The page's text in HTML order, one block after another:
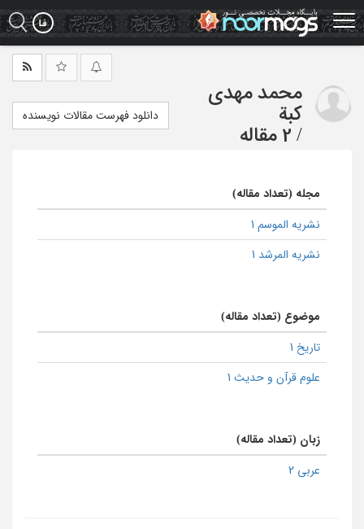
Skip
to
main
محمد مهدی
کبة
/ 2 مقاله
دانلود فهرست مقالات نویسنده
مجله (تعداد مقاله)
نشریه الموسم 1
نشریه المرشد 1
موضوع (تعداد مقاله)
تاریخ 1
علوم قرآن و حدیث 1
زبان (تعداد مقاله)
عربی 2